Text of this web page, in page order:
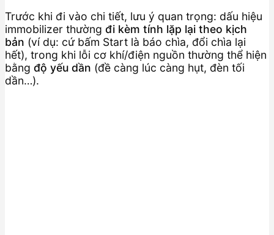
Trước khi đi vào chi tiết, lưu ý quan trọng: dấu hiệu
immobilizer thường đi kèm tính lặp lại theo kịch
bản (ví dụ: cứ bấm Start là báo chìa, đổi chìa lại
hết), trong khi lỗi cơ khí/điện nguồn thường thể hiện
bằng độ yếu dần (đề càng lúc càng hụt, đèn tối
dần…).